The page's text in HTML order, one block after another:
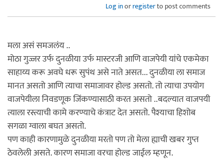
Log inorregisterto post comments
मला असं समजलंय ..
मोठा गुज्जर उर्फ दुनळीया उर्फ मास्टरजी आणि वाजपेयी यांचे एकमेका
साहाय्य करू अवघे धरू सुपंथ असे नाते असत... दुनळीया ला समाज
मानत असतो आणि त्याचा समाजावर होल्ड असतो. तो त्याचा उपयोग
वाजपेयीला निवडणूक जिंकण्यासाठी करत असतो ..बदल्यात वाजपयी
त्याला रस्त्याची कामे करण्याचे कंत्राट देत असतो. पैश्याचा हिशोब
सगळा ग्वाला बघत असतो.
पण काही कारणामुळे दुनळीया मरतो पण तो मेला ह्याची खबर गुप्त
ठेवलेली असते. कारण समाजा वरचा होल्ड जाईल म्हणून.